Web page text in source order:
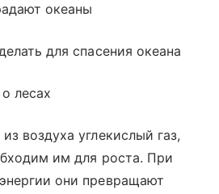
океаны
для спасения океана
лесах
воздуха углекислый газ,
им для роста. При
они превращают